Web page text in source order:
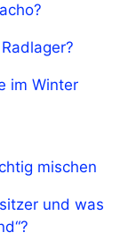
im Winter
mischen
und was